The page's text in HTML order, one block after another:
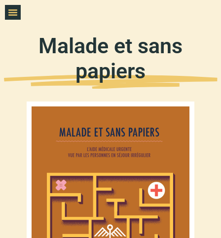
Malade et sans
papiers